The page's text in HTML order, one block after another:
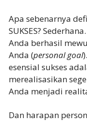
Apa sebenarnya
SUKSES?
Anda berhasil
Anda (personal goal
esensial sukses
merealisasikan
Anda menjadi
Dan harapan